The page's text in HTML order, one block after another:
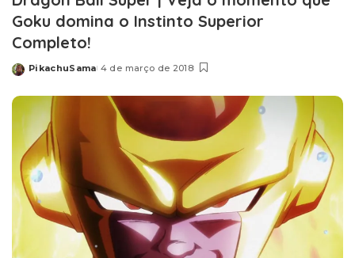
Goku domina o Instinto Superior
Completo!
Posted
PikachuSama 4 de março de 2018